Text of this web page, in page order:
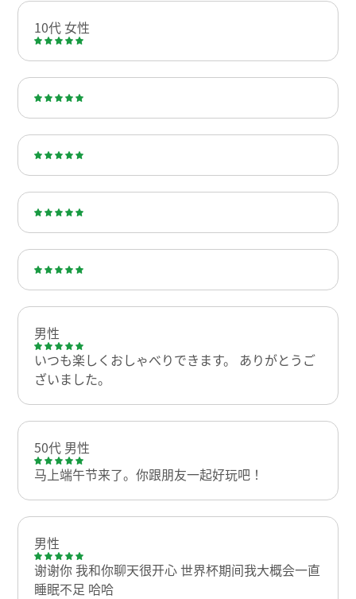
10代 女性
男性
いつも楽しくおしゃべりできます。 ありがとうご
ざいました。
50代 男性
马上端午节来了。你跟朋友一起好玩吧！
男性
谢谢你 我和你聊天很开心 世界杯期间我大概会一直
睡眠不足 哈哈